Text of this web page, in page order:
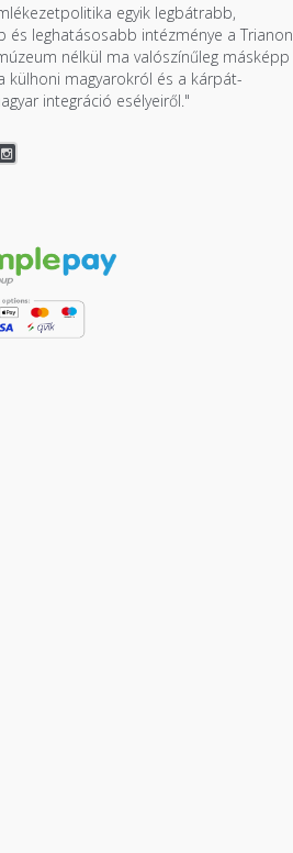
egyik legbátrabb,
és leghatásosabb intézménye a Trianon
nélkül ma valószínűleg másképp
külhoni magyarokról és a kárpát-
integráció esélyeiről."